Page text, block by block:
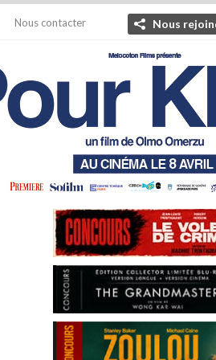
Nous contacter Nous